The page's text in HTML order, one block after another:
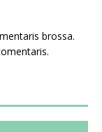
brossa.
.